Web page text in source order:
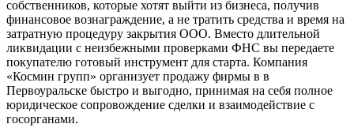
собственников, которые хотят выйти из бизнеса, получив
финансовое вознаграждение, а не тратить средства и время на
затратную процедуру закрытия ООО. Вместо длительной
ликвидации с неизбежными проверками ФНС вы передаете
покупателю готовый инструмент для старта. Компания
«Космин групп» организует продажу фирмы в в
Первоуральске быстро и выгодно, принимая на себя полное
юридическое сопровождение сделки и взаимодействие с
госорганами.